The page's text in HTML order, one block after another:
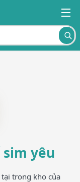
yêu
trong kho của